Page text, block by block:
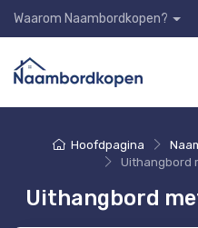
Waarom Naambordkopen?
Hoofdpagina
Uithangbord
Uithangbord